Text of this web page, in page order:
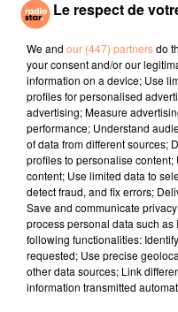
dans lequel il avait
fil actus
4 juillet 2022
Radio Star Live
27 juin 2022
Marseille : une
relation extras et...
27 juin 2022
Le cocholed pour
jusqu'au bout de la
10 mai 2022
Le respect de
We and our (447) partnersdo
your consent and/or our
information on a device; Use
profiles for personalised
advertising; Measure
performance; Understand
of data from different sources;
profiles to personalise
content; Use limited data to
detect fraud, and fix errors;
Save and communicate
process personal data such
following functionalities:
requested; Use precise
other data sources; Link
information transmitted